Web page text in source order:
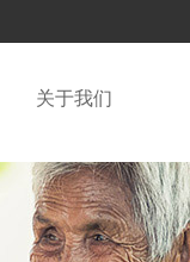
关于我们